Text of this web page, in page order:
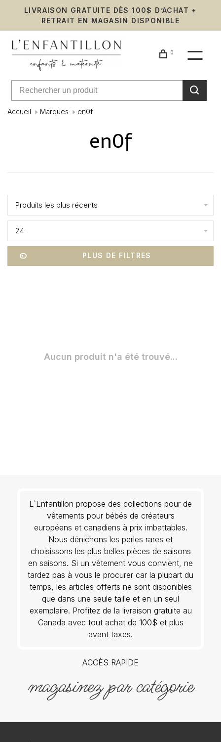
LIVRAISON GRATUITE DÈS 100$ D’ACHAT +
RETRAIT EN MAGASIN DISPONIBLE
0
Accueil Marques en0f
en0f
Produits les plus récents
24
PLUS DE FILTRES
Aucun produit n'a été trouvé...
L`Enfantillon propose des collections pour de
vêtements pour bébés de créateurs
européens et canadiens à prix imbattables.
Nous dénichons les perles rares et
choisissons les plus belles pièces de saisons
en saisons. Si un vêtement vous convient, ne
tardez pas à vous le procurer car la plupart du
temps, les articles offerts ne sont disponibles
que dans une seule taille et en un seul
exemplaire. Profitez de la livraison gratuite au
Canada avec tout achat de 100$ et plus
avant taxes.
ACCÈS RAPIDE
magasinez par catégorie